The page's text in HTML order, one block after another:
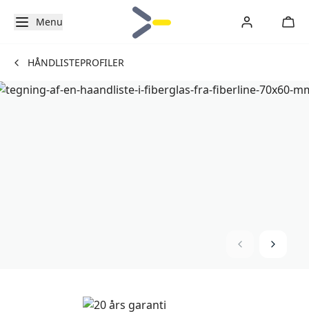
Menu
HÅNDLISTEPROFILER